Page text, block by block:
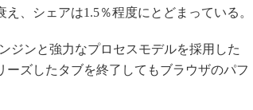
、シェアは1.5％程度にとどまっている。
ジンと強力なプロセスモデルを採用した
ーズしたタブを終了してもブラウザのパフ